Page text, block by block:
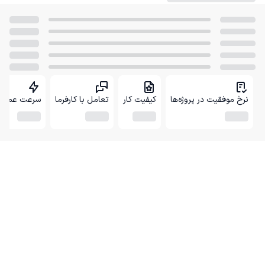
نرخ موفقیت در پروژه‌ها کیفیت کار تعامل با کارفرما سرعت عمل